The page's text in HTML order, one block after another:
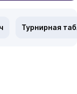
Турнирная